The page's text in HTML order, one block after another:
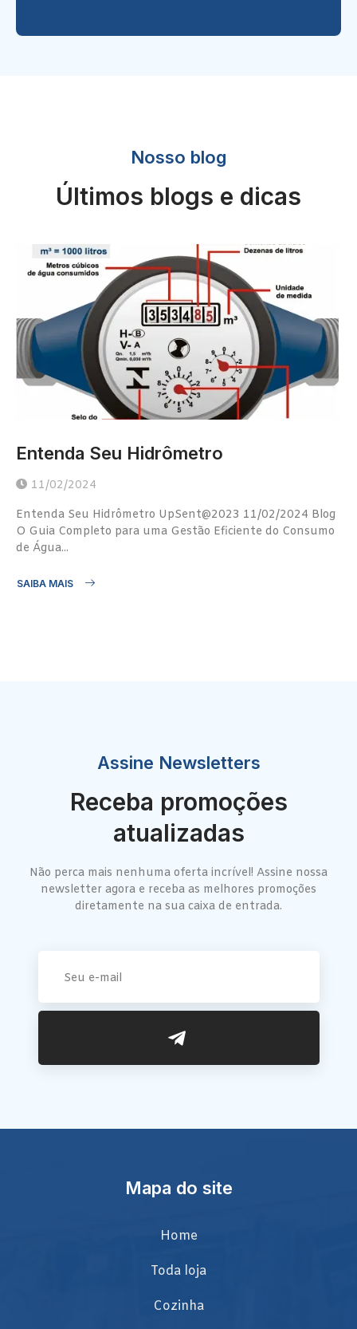
Nosso blog
Últimos blogs e dicas
Entenda Seu Hidrômetro
11/02/2024
Entenda Seu Hidrômetro UpSent@2023 11/02/2024 Blog
O Guia Completo para uma Gestão Eficiente do Consumo
de Água...
SAIBA MAIS
Assine Newsletters
Receba promoções
atualizadas
Não perca mais nenhuma oferta incrível! Assine nossa
newsletter agora e receba as melhores promoções
diretamente na sua caixa de entrada.
Mapa do site
Home
Toda loja
Cozinha